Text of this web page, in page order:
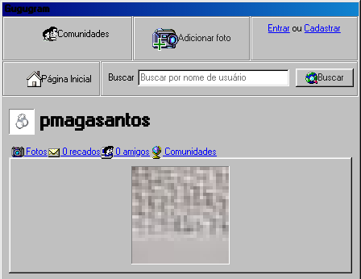
Gugugram
Página Inicial
Comunidades Adicionar foto
Buscar Buscar
Entrar ou Cadastrar
pmagasantos
Fotos 0 recados 0 amigos Comunidades